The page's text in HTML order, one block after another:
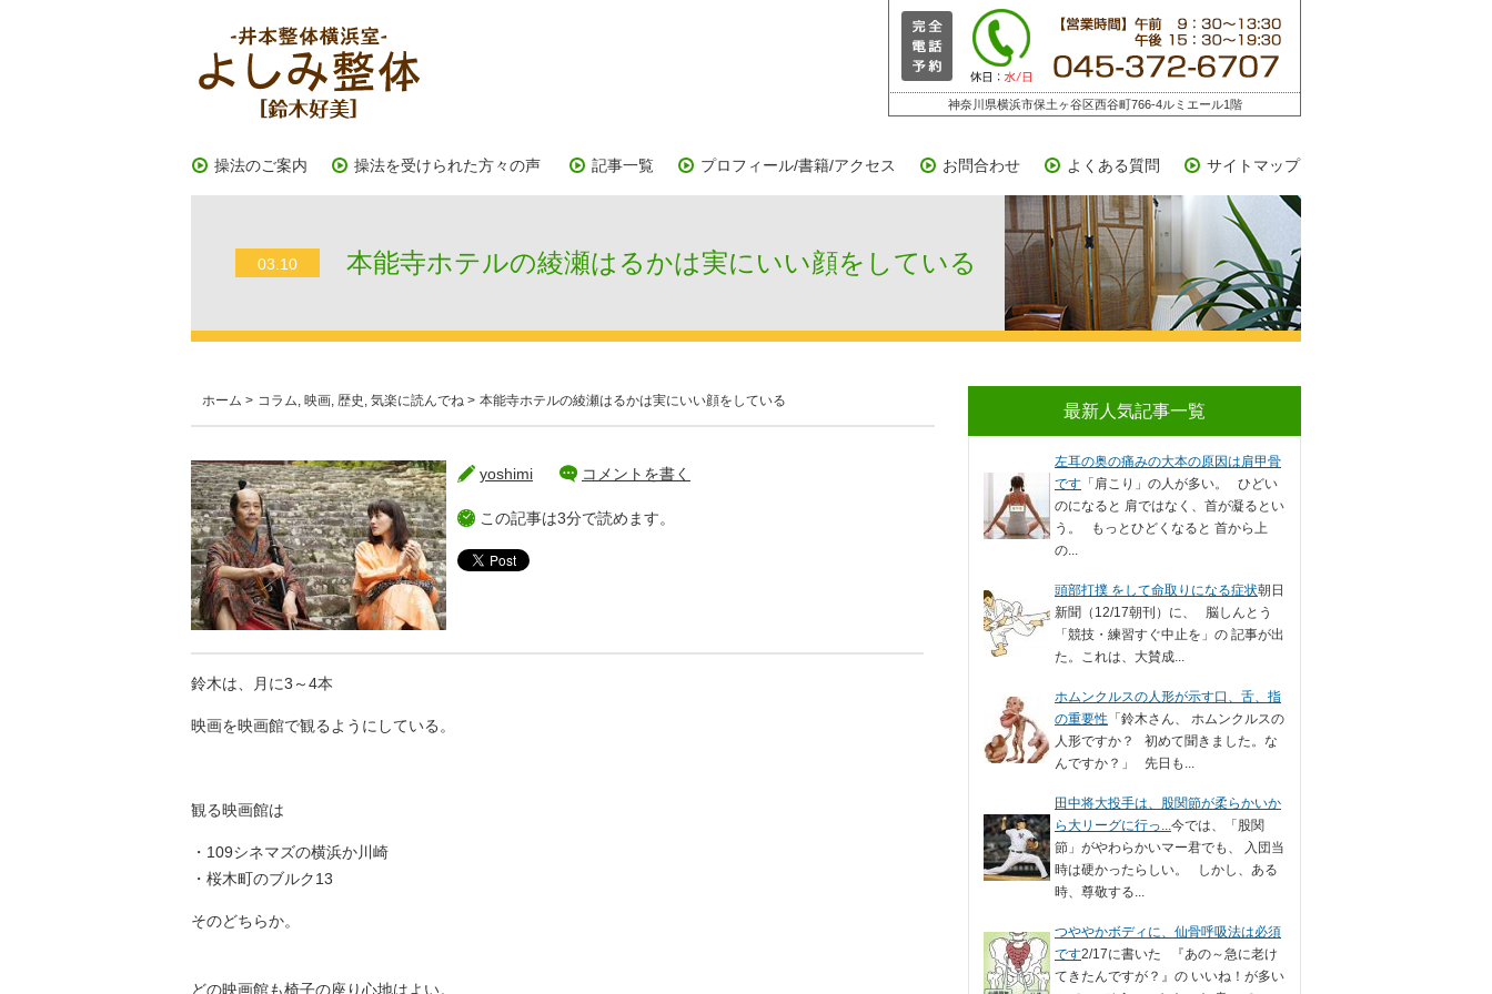
神奈川県横浜市保土ヶ谷区西谷町766-4ルミエール1階
操法のご案内 操法を受けられた方々の声 記事一覧 プロフィール/書籍/アクセス お問合わせ よくある質問 サイトマップ
03.10 本能寺ホテルの綾瀬はるかは実にいい顔をしている
ホーム > コラム, 映画, 歴史 , 気楽に読んでね > 本能寺ホテルの綾瀬はるかは実にいい顔をしている
yoshimi コメントを書く
この記事は3分で読めます。
鈴木は、月に3～4本
映画を映画館で観るようにしている。
観る映画館は
・109シネマズの横浜か川崎
・桜木町のブルク13
そのどちらか。
どの映画館も椅子の座り心地はよい。
最新人気記事一覧
左耳の奥の痛みの大本の原因は肩甲骨
です 「肩こり」の人が多い。 ひどい
のになると 肩ではなく、首が凝るとい
う。 もっとひどくなると 首から上
の...
頭部打撲 をして命取りになる症状朝日
新聞（12/17朝刊）に、 脳しんとう
「競技・練習すぐ中止を」の 記事が出
た。これは、大賛成...
ホムンクルスの人形が示す口、舌、指
の重要性 「鈴木さん、 ホムンクルスの
人形ですか？ 初めて聞きました。な
んですか？」 先日も...
田中将大投手は、股関節が柔らかいか
ら大リーグに行っ...今では、「股関
節」がやわらかいマー君でも、 入団当
時は硬かったらしい。 しかし、ある
時、尊敬する...
つややかボディに、仙骨呼吸法は必須
です2/17に書いた 『あの～急に老け
てきたんですが？』の いいね！が多い